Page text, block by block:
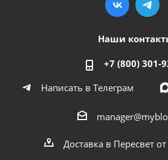
Наши
+7 (800) 301-
Написать в Телеграм
Доставка в Пересвет